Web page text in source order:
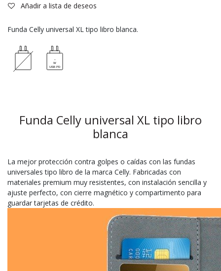
Añadir a lista de deseos
Funda Celly universal XL tipo libro blanca.
Funda Celly universal XL tipo libro
blanca
La mejor protección contra golpes o caídas con las fundas
universales tipo libro de la marca Celly. Fabricadas con
materiales premium muy resistentes, con instalación sencilla y
ajuste perfecto, con cierre magnético y compartimento para
guardar tarjetas de crédito.